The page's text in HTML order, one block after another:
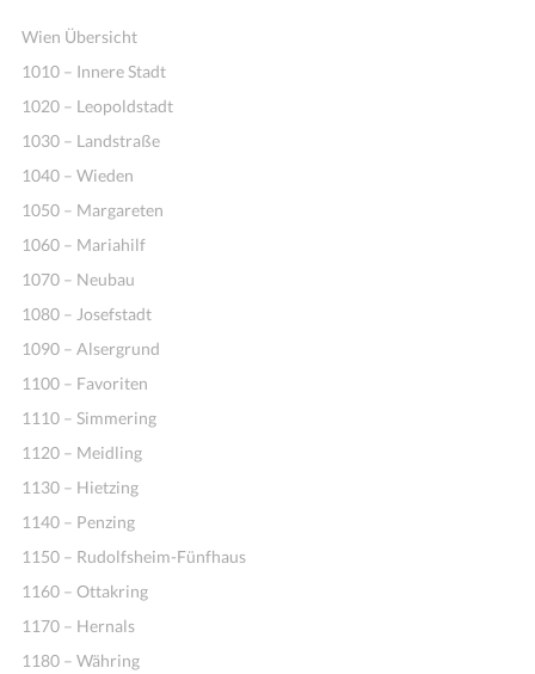
Wien Übersicht
1010 – Innere Stadt
1020 – Leopoldstadt
1030 – Landstraße
1040 – Wieden
1050 – Margareten
1060 – Mariahilf
1070 – Neubau
1080 – Josefstadt
1090 – Alsergrund
1100 – Favoriten
1110 – Simmering
1120 – Meidling
1130 – Hietzing
1140 – Penzing
1150 – Rudolfsheim-Fünfhaus
1160 – Ottakring
1170 – Hernals
1180 – Währing